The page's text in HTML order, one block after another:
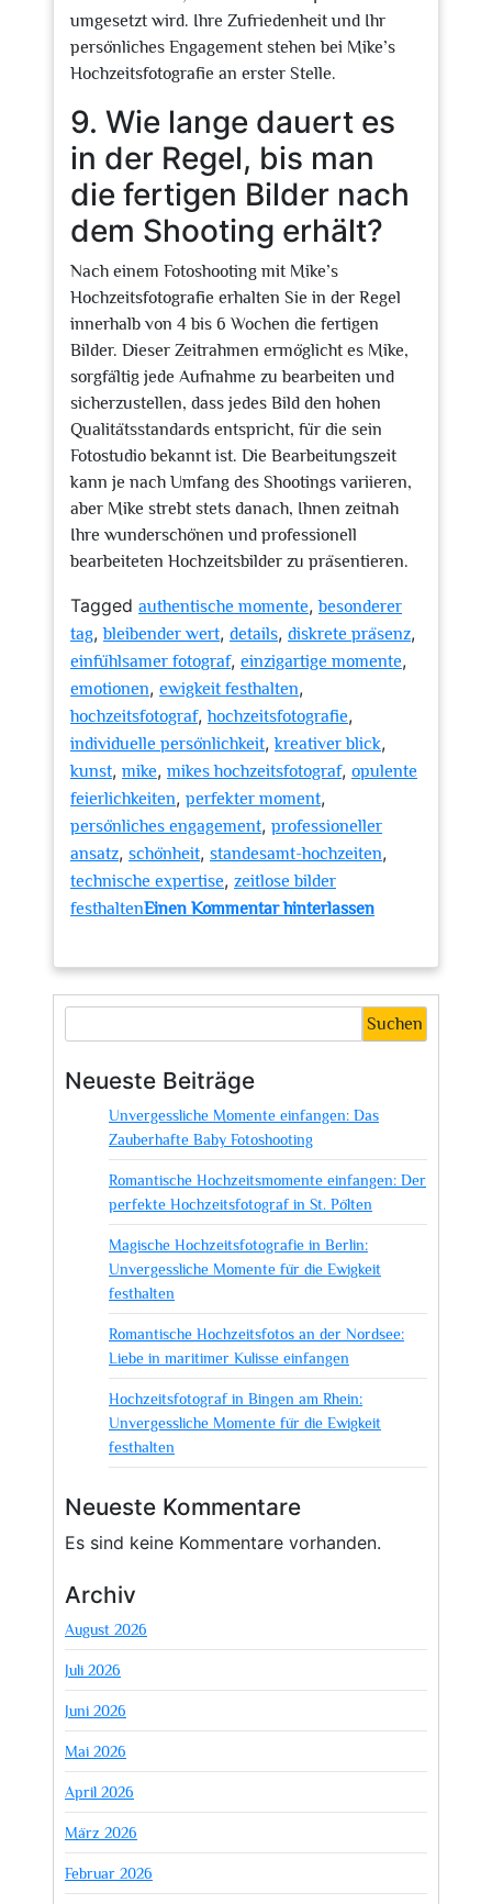
umgesetzt wird. Ihre Zufriedenheit und Ihr
persönliches Engagement stehen bei Mike’s
Hochzeitsfotografie an erster Stelle.
9. Wie lange dauert es
in der Regel, bis man
die fertigen Bilder nach
dem Shooting erhält?
Nach einem Fotoshooting mit Mike’s
Hochzeitsfotografie erhalten Sie in der Regel
innerhalb von 4 bis 6 Wochen die fertigen
Bilder. Dieser Zeitrahmen ermöglicht es Mike,
sorgfältig jede Aufnahme zu bearbeiten und
sicherzustellen, dass jedes Bild den hohen
Qualitätsstandards entspricht, für die sein
Fotostudio bekannt ist. Die Bearbeitungszeit
kann je nach Umfang des Shootings variieren,
aber Mike strebt stets danach, Ihnen zeitnah
Ihre wunderschönen und professionell
bearbeiteten Hochzeitsbilder zu präsentieren.
Tagged authentische momente,besonderer
tag,bleibender wert, details, diskrete präsenz,
einfühlsamer fotograf, einzigartige momente,
emotionen, ewigkeit festhalten,
hochzeitsfotograf,hochzeitsfotografie,
individuelle persönlichkeit,kreativer blick,
kunst, mike, mikes hochzeitsfotograf, opulente
feierlichkeiten, perfekter moment,
persönliches engagement, professioneller
ansatz, schönheit, standesamt-hochzeiten,
technische expertise, zeitlose bilder
festhaltenEinen Kommentar hinterlassen
eingefangen:
Mike’s
in
Aktion
Suchen
Neueste Beiträge
Unvergessliche Momente einfangen: Das
Zauberhafte Baby Fotoshooting
Romantische Hochzeitsmomente einfangen: Der
perfekte Hochzeitsfotograf in St. Pölten
Magische Hochzeitsfotografie in Berlin:
Unvergessliche Momente für die Ewigkeit
festhalten
Romantische Hochzeitsfotos an der Nordsee:
Liebe in maritimer Kulisse einfangen
Hochzeitsfotograf in Bingen am Rhein:
Unvergessliche Momente für die Ewigkeit
festhalten
Neueste Kommentare
Es sind keine Kommentare vorhanden.
Archiv
August 2026
Juli 2026
Juni 2026
Mai 2026
April 2026
März 2026
Februar 2026